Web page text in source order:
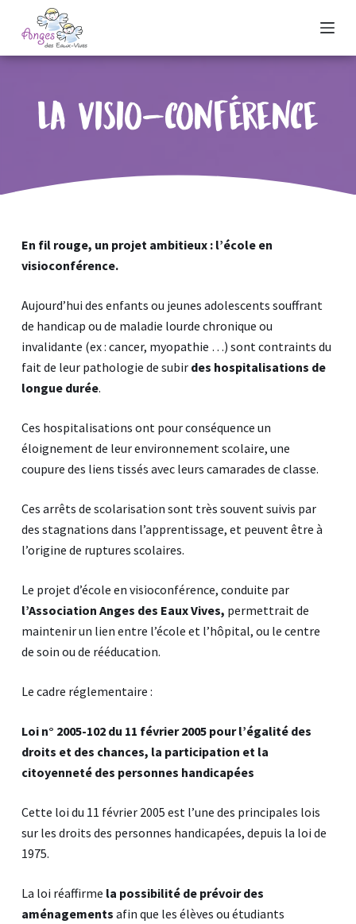
a
s
e
u
La Visio-conférence
En fil rouge, un projet ambitieux : l’école en
visioconférence.
Aujourd’hui des enfants ou jeunes adolescents souffrant
de handicap ou de maladie lourde chronique ou
invalidante (ex : cancer, myopathie …) sont contraints du
fait de leur pathologie de subir des hospitalisations de
longue durée.
Ces hospitalisations ont pour conséquence un
éloignement de leur environnement scolaire, une
coupure des liens tissés avec leurs camarades de classe.
Ces arrêts de scolarisation sont très souvent suivis par
des stagnations dans l’apprentissage, et peuvent être à
l’origine de ruptures scolaires.
Le projet d’école en visioconférence, conduite par
l’Association Anges des Eaux Vives, permettrait de
maintenir un lien entre l’école et l’hôpital, ou le centre
de soin ou de rééducation.
Le cadre réglementaire :
Loi n° 2005-102du 11 février 2005pour l’égalité des
droits et des chances, la participation et la
citoyenneté des personnes handicapées
Cette loi du 11 février 2005 est l’une des principales lois
sur les droits des personnes handicapées, depuis la loi de
1975.
La loi réaffirme la possibilité de prévoir des
aménagements afin que les élèves ou étudiants